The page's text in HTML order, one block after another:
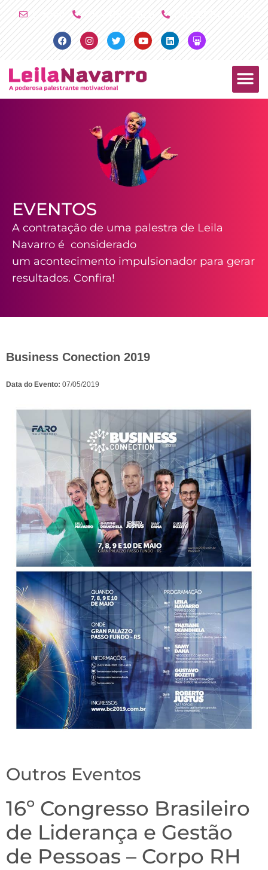
FacebookInstagramTwitterYoutubeLinkedinSlideshare
EVENTOS
A contratação de uma palestra de Leila
Navarro é considerado
um acontecimento impulsionador para gerar
resultados. Confira!
Business Conection 2019
Data do Evento: 07/05/2019
Outros Eventos
16º Congresso Brasileiro
de Liderança e Gestão
de Pessoas – Corpo RH